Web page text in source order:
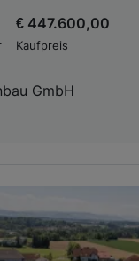
€ 447.600,00
Kaufpreis
GmbH